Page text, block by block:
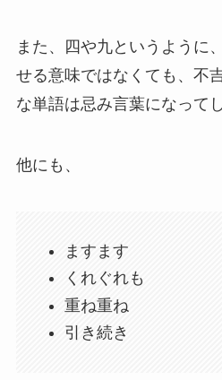
また、四や九というように
せる意味ではなくても、不
な単語は忌み言葉になって
他にも、
ますます
くれぐれも
重ね重ね
引き続き